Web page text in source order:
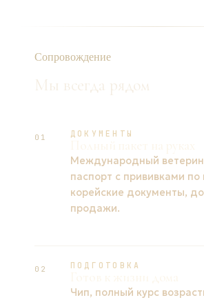
Сопровождение
Мы всегда рядом
01 ДОКУМЕНТЫ
Международный
паспорт с прививками по
корейские документы,
продажи.
02 ПОДГОТОВКА
Чип, полный курс